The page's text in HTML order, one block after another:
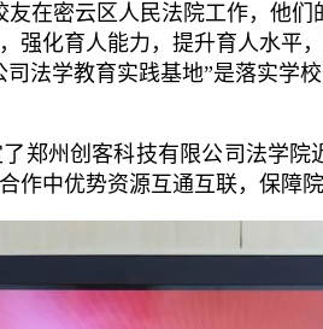
在密云区人民法院工作，他
强化育人能力，提升育人水平
法学教育实践基地”是落实学
州创客科技有限公司法学院
中优势资源互通互联，保障